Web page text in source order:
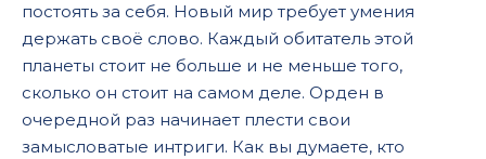
постоять за себя. Новый мир требует умения
держать своё слово. Каждый обитатель этой
планеты стоит не больше и не меньше того,
сколько он стоит на самом деле. Орден в
очередной раз начинает плести свои
замысловатые интриги. Как вы думаете, кто